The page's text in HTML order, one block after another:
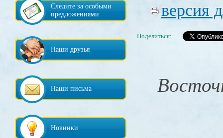
Следите за особыми
предложениями
Наши друзья
Наши письма
Новинки
версия
Поделиться: